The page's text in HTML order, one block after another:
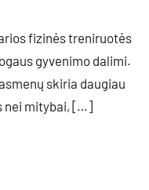
fizinės treniruotės
gyvenimo dalimi.
skiria daugiau
nei mitybai, […]